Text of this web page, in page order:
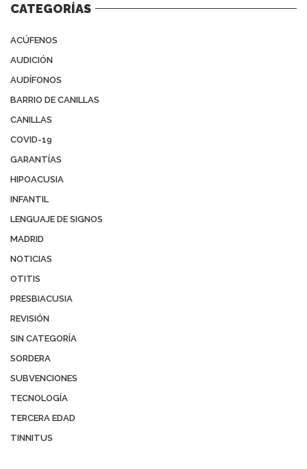
CATEGORÍAS
ACÚFENOS
AUDICIÓN
AUDÍFONOS
BARRIO DE CANILLAS
CANILLAS
COVID-19
GARANTÍAS
HIPOACUSIA
INFANTIL
LENGUAJE DE SIGNOS
MADRID
NOTICIAS
OTITIS
PRESBIACUSIA
REVISIÓN
SIN CATEGORÍA
SORDERA
SUBVENCIONES
TECNOLOGÍA
TERCERA EDAD
TINNITUS